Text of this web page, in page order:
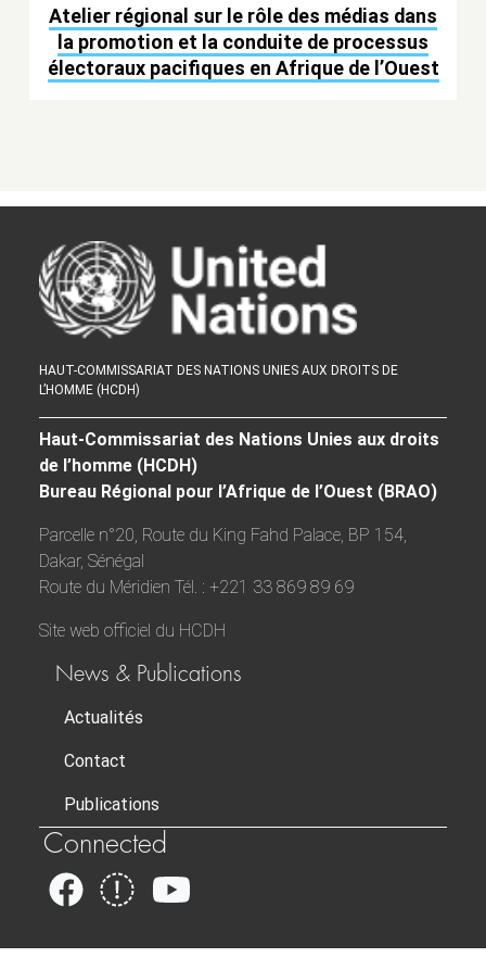
Atelier régional sur le rôle des médias dans
la promotion et la conduite de processus
électoraux pacifiques en Afrique de l’Ouest
HAUT-COMMISSARIAT DES NATIONS UNIES AUX DROITS DE
L’HOMME (HCDH)
Haut-Commissariat des Nations Unies aux droits
de l’homme (HCDH)
Bureau Régional pour l’Afrique de l’Ouest (BRAO)
Parcelle n°20, Route du King Fahd Palace, BP 154,
Dakar, Sénégal
Route du Méridien Tél. : +221 33 869 89 69
Site web officiel du HCDH
News & Publications
Actualités
Contact
Publications
Connected